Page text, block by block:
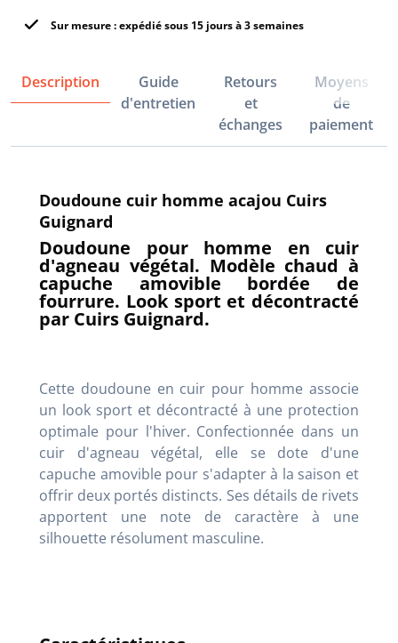
Sur mesure : expédié sous 15 jours à 3 semaines
Description
Guide
d'entretien
Retours
et
échanges
Moyens
de
paiement
Doudoune cuir homme acajou Cuirs
Guignard
Doudoune pour homme en cuir
d'agneau végétal. Modèle chaud à
capuche amovible bordée de
fourrure. Look sport et décontracté
par Cuirs Guignard.
Cette doudoune en cuir pour homme associe
un look sport et décontracté à une protection
optimale pour l'hiver. Confectionnée dans un
cuir d'agneau végétal, elle se dote d'une
capuche amovible pour s'adapter à la saison et
offrir deux portés distincts. Ses détails de rivets
apportent une note de caractère à une
silhouette résolument masculine.